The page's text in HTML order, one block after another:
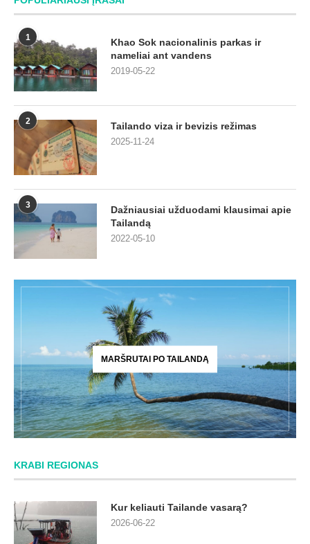
1
Khao Sok nacionalinis parkas ir
nameliai ant vandens
2019-05-22
2 Tailando viza ir bevizis režimas
2025-11-24
3
Dažniausiai užduodami klausimai apie
Tailandą
2022-05-10
MARŠRUTAI PO TAILANDĄ
KRABI REGIONAS
Kur keliauti Tailande vasarą?
2026-06-22